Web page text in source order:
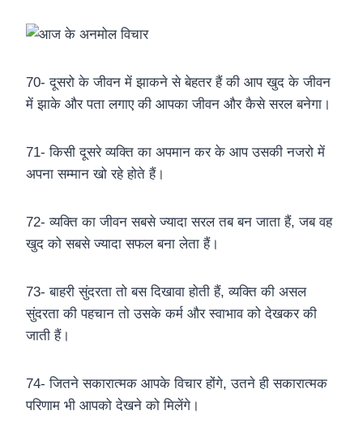
70- दूसरो के जीवन में झाकने से बेहतर हैं की आप खुद के जीवन
में झाके और पता लगाए की आपका जीवन और कैसे सरल बनेगा।
71- किसी दूसरे व्यक्ति का अपमान कर के आप उसकी नजरो में
अपना सम्मान खो रहे होते हैं।
72- व्यक्ति का जीवन सबसे ज्यादा सरल तब बन जाता हैं, जब वह
खुद को सबसे ज्यादा सफल बना लेता हैं।
73- बाहरी सुंदरता तो बस दिखावा होती हैं, व्यक्ति की असल
सुंदरता की पहचान तो उसके कर्म और स्वाभाव को देखकर की
जाती हैं।
74- जितने सकारात्मक आपके विचार होंगे, उतने ही सकारात्मक
परिणाम भी आपको देखने को मिलेंगे।